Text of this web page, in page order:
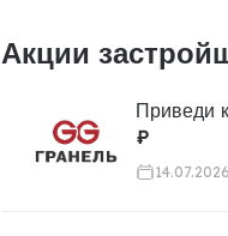
Акции
Приведи
₽
14.07.2026